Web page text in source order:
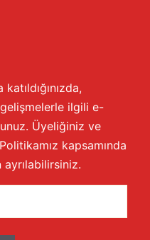
ilgili e-
Üyeliğiniz ve
kapsamında